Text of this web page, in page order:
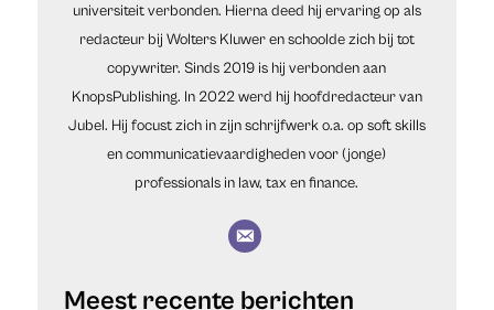
universiteit verbonden. Hierna deed hij ervaring op als
redacteur bij Wolters Kluwer en schoolde zich bij tot
copywriter. Sinds 2019 is hij verbonden aan
KnopsPublishing. In 2022 werd hij hoofdredacteur van
Jubel. Hij focust zich in zijn schrijfwerk o.a. op soft skills
en communicatievaardigheden voor (jonge)
professionals in law, tax en finance.